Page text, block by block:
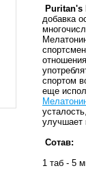
Puritan's
добавка
спортом
еще
улучшает
Сотав:
1 таб - 5